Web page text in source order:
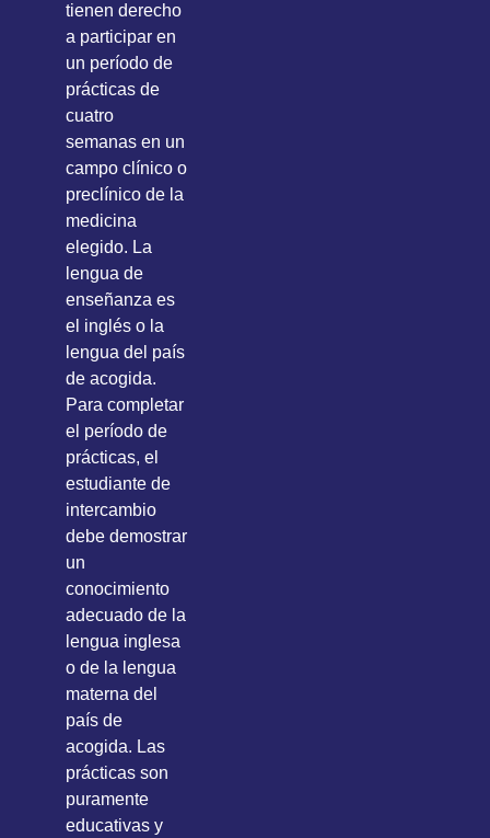
tienen derecho
a participar en
un período de
prácticas de
cuatro
semanas en un
campo clínico o
preclínico de la
medicina
elegido. La
lengua de
enseñanza es
el inglés o la
lengua del país
de acogida.
Para completar
el período de
prácticas, el
estudiante de
intercambio
debe demostrar
un
conocimiento
adecuado de la
lengua inglesa
o de la lengua
materna del
país de
acogida. Las
prácticas son
puramente
educativas y